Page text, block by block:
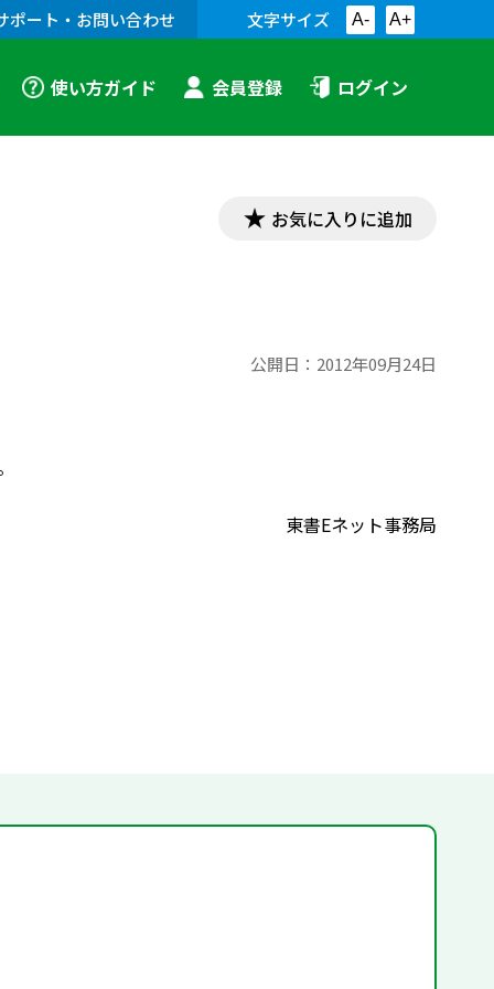
ポート・お問い合わせ 文字サイズ A- A+
使い方ガイド 会員登録 ログイン
お気に入りに追加
公開日： 2012年09月24日
東書Eネット事務局